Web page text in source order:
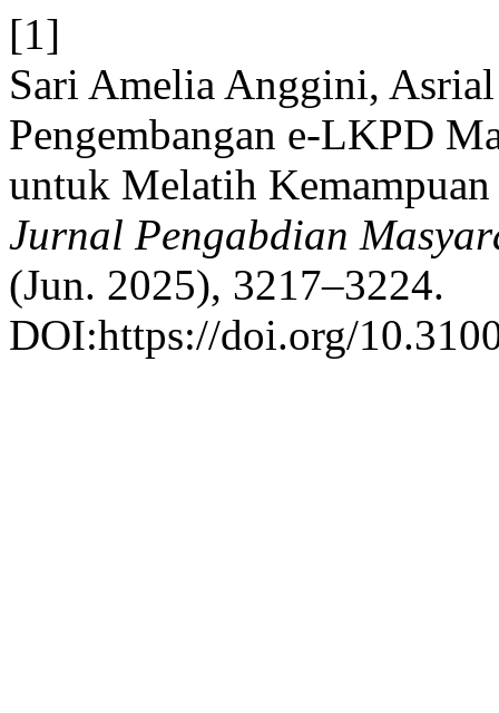
[1]
Sari Amelia Anggini,
Pengembangan e-LKPD
untuk Melatih
Jurnal Pengabdian
(Jun. 2025), 3217–3224.
DOI:https://doi.org/